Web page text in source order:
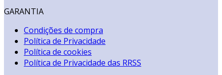
GARANTIA
Condições de compra
Política de Privacidade
Política de cookies
Política de Privacidade das RRSS